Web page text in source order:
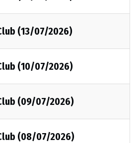
(13/07/2026)
(10/07/2026)
(09/07/2026)
(08/07/2026)